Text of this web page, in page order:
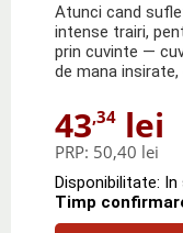
Atunci cand
intense trairi,
prin cuvinte —
de mana
43,34 lei
PRP: 50,40 lei
Disponibilitate:
Timp